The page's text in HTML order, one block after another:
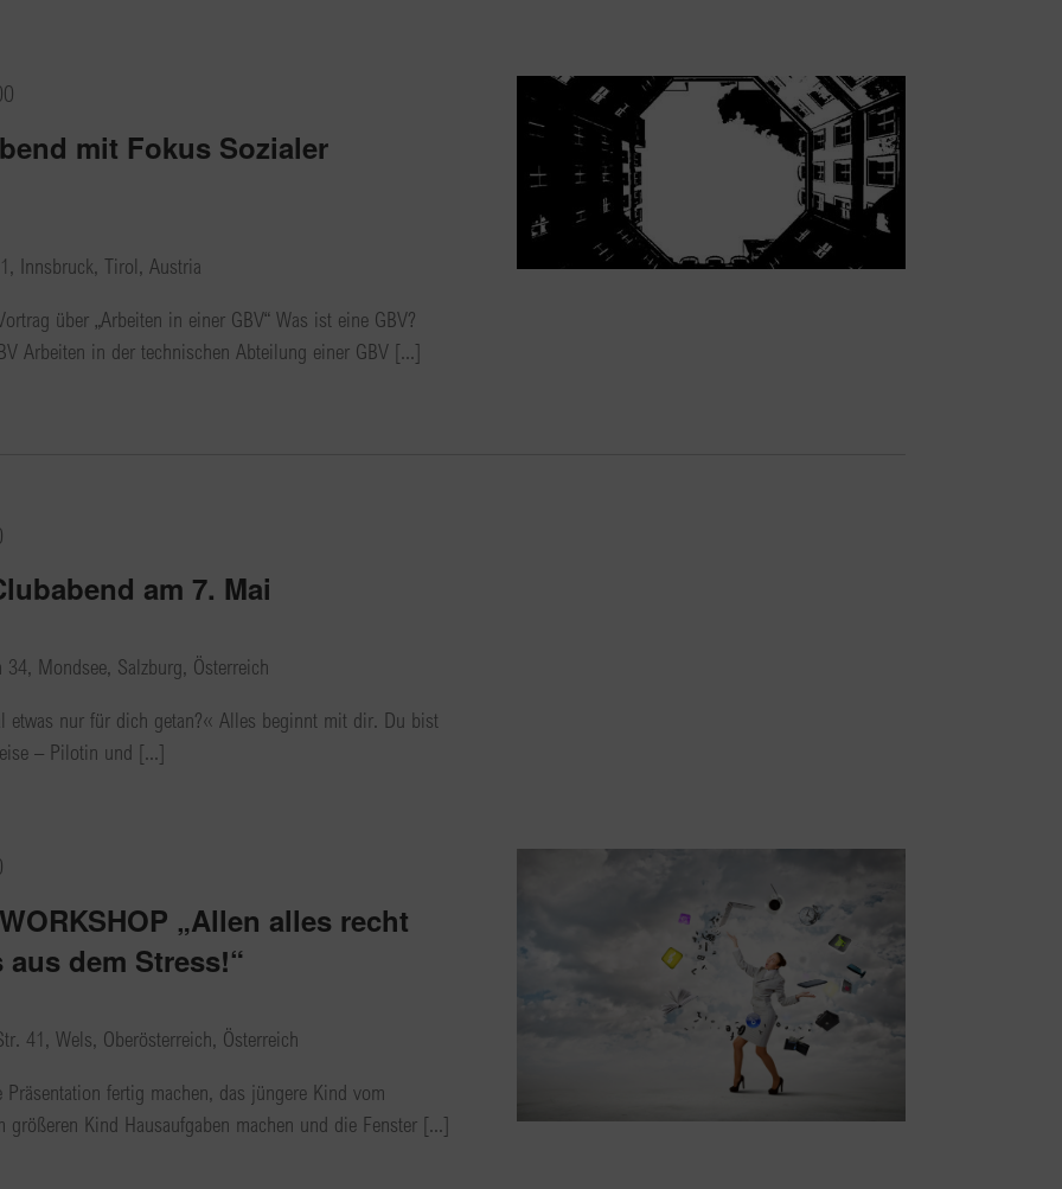
mit Fokus Sozialer
Innsbruck, Tirol, Austria
über „Arbeiten in einer GBV“ Was ist eine GBV?
Arbeiten in der technischen Abteilung einer GBV [...]
am 7. Mai
34, Mondsee, Salzburg, Österreich
etwas nur für dich getan?« Alles beginnt mit dir. Du bist
– Pilotin und [...]
„Allen alles recht
dem Stress!“
41, Wels, Oberösterreich, Österreich
fertig machen, das jüngere Kind vom
größeren Kind Hausaufgaben machen und die Fenster [...]